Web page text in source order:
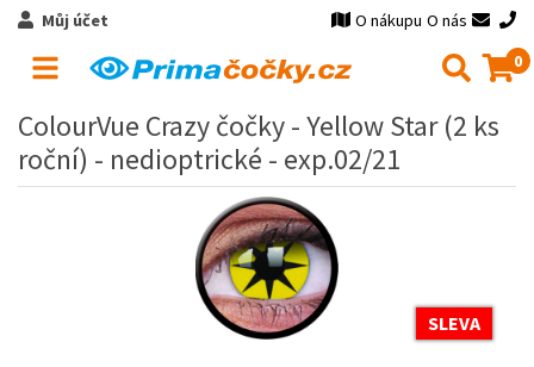
Můj účet O nákupu O nás
0
ColourVue Crazy čočky - Yellow Star (2 ks
roční) - nedioptrické - exp.02/21
SLEVA